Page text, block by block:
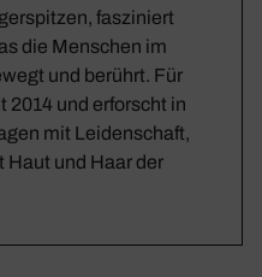
fasziniert
die Menschen im
und berührt. Für
2014 und erforscht in
mit Leidenschaft,
Haut und Haar der